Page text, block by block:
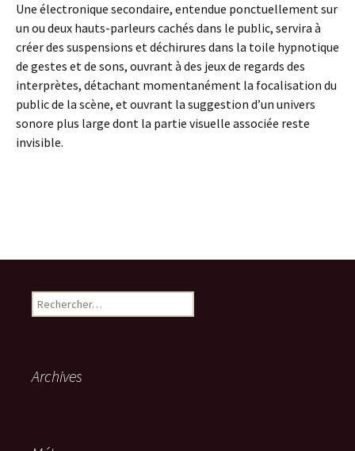
Une électronique secondaire, entendue ponctuellement sur
un ou deux hauts-parleurs cachés dans le public, servira à
créer des suspensions et déchirures dans la toile hypnotique
de gestes et de sons, ouvrant à des jeux de regards des
interprètes, détachant momentanément la focalisation du
public de la scène, et ouvrant la suggestion d’un univers
sonore plus large dont la partie visuelle associée reste
invisible.
Rechercher :
Archives